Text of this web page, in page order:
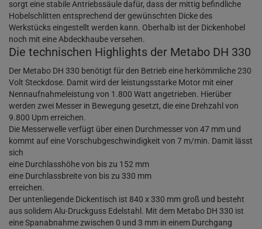
sorgt eine stabile Antriebssäule dafür, dass der mittig befindliche
Hobelschlitten entsprechend der gewünschten Dicke des
Werkstücks eingestellt werden kann. Oberhalb ist der Dickenhobel
noch mit eine Abdeckhaube versehen.
Die technischen Highlights der Metabo DH 330
Der Metabo DH 330 benötigt für den Betrieb eine herkömmliche 230
Volt Steckdose. Damit wird der leistungsstarke Motor mit einer
Nennaufnahmeleistung von 1.800 Watt angetrieben. Hierüber
werden zwei Messer in Bewegung gesetzt, die eine Drehzahl von
9.800 Upm erreichen.
Die Messerwelle verfügt über einen Durchmesser von 47 mm und
kommt auf eine Vorschubgeschwindigkeit von 7 m/min. Damit lässt
sich
eine Durchlasshöhe von bis zu 152 mm
eine Durchlassbreite von bis zu 330 mm
erreichen.
Der untenliegende Dickentisch ist 840 x 330 mm groß und besteht
aus solidem Alu-Druckguss Edelstahl. Mit dem Metabo DH 330 ist
eine Spanabnahme zwischen 0 und 3 mm in einem Durchgang